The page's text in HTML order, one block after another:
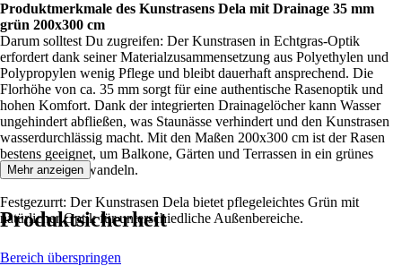
Produktmerkmale des Kunstrasens Dela mit Drainage 35 mm
grün 200x300 cm
Darum solltest Du zugreifen: Der Kunstrasen in Echtgras-Optik
erfordert dank seiner Materialzusammensetzung aus Polyethylen und
Polypropylen wenig Pflege und bleibt dauerhaft ansprechend. Die
Florhöhe von ca. 35 mm sorgt für eine authentische Rasenoptik und
hohen Komfort. Dank der integrierten Drainagelöcher kann Wasser
ungehindert abfließen, was Staunässe verhindert und den Kunstrasen
wasserdurchlässig macht. Mit den Maßen 200x300 cm ist der Rasen
bestens geeignet, um Balkone, Gärten und Terrassen in ein grünes
Paradies zu verwandeln.
Festgezurrt: Der Kunstrasen Dela bietet pflegeleichtes Grün mit
natürlicher Optik für unterschiedliche Außenbereiche.
Mehr anzeigen
Produktsicherheit
Bereich überspringen